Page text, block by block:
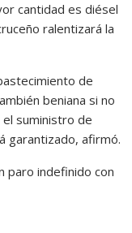
cantidad es diésel
ralentizará la
de
beniana si no
suministro de
garantizado, afirmó.
paro indefinido con